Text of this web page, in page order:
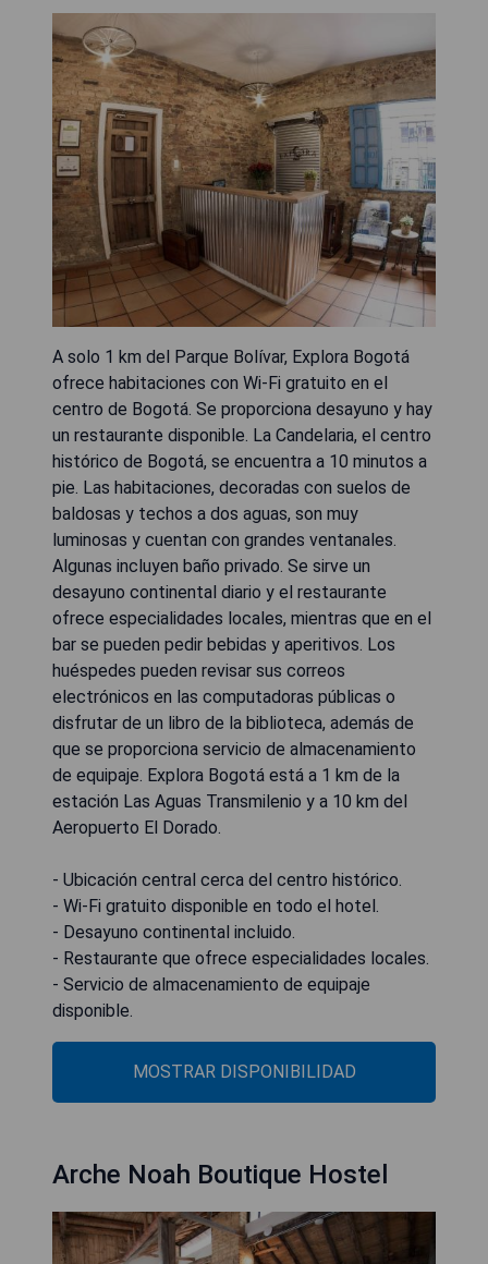
A solo 1 km del Parque Bolívar, Explora Bogotá
ofrece habitaciones con Wi-Fi gratuito en el
centro de Bogotá. Se proporciona desayuno y hay
un restaurante disponible. La Candelaria, el centro
histórico de Bogotá, se encuentra a 10 minutos a
pie. Las habitaciones, decoradas con suelos de
baldosas y techos a dos aguas, son muy
luminosas y cuentan con grandes ventanales.
Algunas incluyen baño privado. Se sirve un
desayuno continental diario y el restaurante
ofrece especialidades locales, mientras que en el
bar se pueden pedir bebidas y aperitivos. Los
huéspedes pueden revisar sus correos
electrónicos en las computadoras públicas o
disfrutar de un libro de la biblioteca, además de
que se proporciona servicio de almacenamiento
de equipaje. Explora Bogotá está a 1 km de la
estación Las Aguas Transmilenio y a 10 km del
Aeropuerto El Dorado.
- Ubicación central cerca del centro histórico.
- Wi-Fi gratuito disponible en todo el hotel.
- Desayuno continental incluido.
- Restaurante que ofrece especialidades locales.
- Servicio de almacenamiento de equipaje
disponible.
MOSTRAR DISPONIBILIDAD
Arche Noah Boutique Hostel